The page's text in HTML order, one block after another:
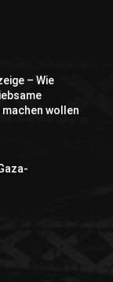
– Wie
wollen